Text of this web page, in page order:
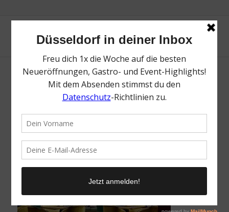
DUSOKA; me and all Hotel Düsseldorf